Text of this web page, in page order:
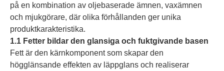
på en kombination av oljebaserade ämnen, vaxämnen
och mjukgörare, där olika förhållanden ger unika
produktkarakteristika.
1.1 Fetter bildar den glansiga och fuktgivande basen
Fett är den kärnkomponent som skapar den
högglänsande effekten av läppglans och realiserar